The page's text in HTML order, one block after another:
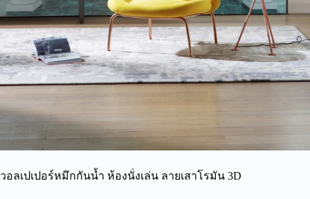
วอลเปเปอร์หมึกกันน้ำ ห้องนั่งเล่น ลายเสาโรมัน 3D